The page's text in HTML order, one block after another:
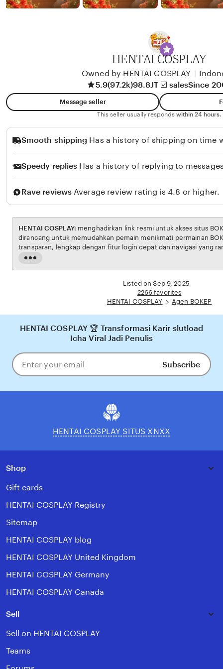
l
o
HENTAI COSPLAY
Owned by HENTAI COSPLAY
5.9(97.2k)98.8JT ☑️ salesSince
Message seller
This seller usually responds within 24 hours.
Smooth shipping Has a history of shipping on time
Speedy replies Has a history of replying to
Rave reviews Average review rating is 4.8 or higher.
Read
the
HENTAI COSPLAY:
dirancang untuk memudahkan pemain menikmati permainan BOKEP dengan aman dan
transparan, lengkap dengan fitur login cepat dan navigasi yang ramah pengguna. Setiap
transaksi dijamin aman, sementara update hasil dan informasi permainan selalu tersedia
pecinta BOKEP online di Indonesia.Listed on Sep 9, 2025
2266 favorites
HENTAI COSPLAY
Agen BOKEP
HENTAI COSPLAY 🏆 Transformasi Karir slutload
Icha Viral Jadi Penulis
Enter
your
Subscribe
HENTAI COSPLAY SITUS XNXX
Shop
Gift cards
HENTAI COSPLAY Registry
Sitemap
HENTAI COSPLAY blog
HENTAI COSPLAY United Kingdom
HENTAI COSPLAY Germany
HENTAI COSPLAY Canada
Sell
Sell on HENTAI COSPLAY
Teams